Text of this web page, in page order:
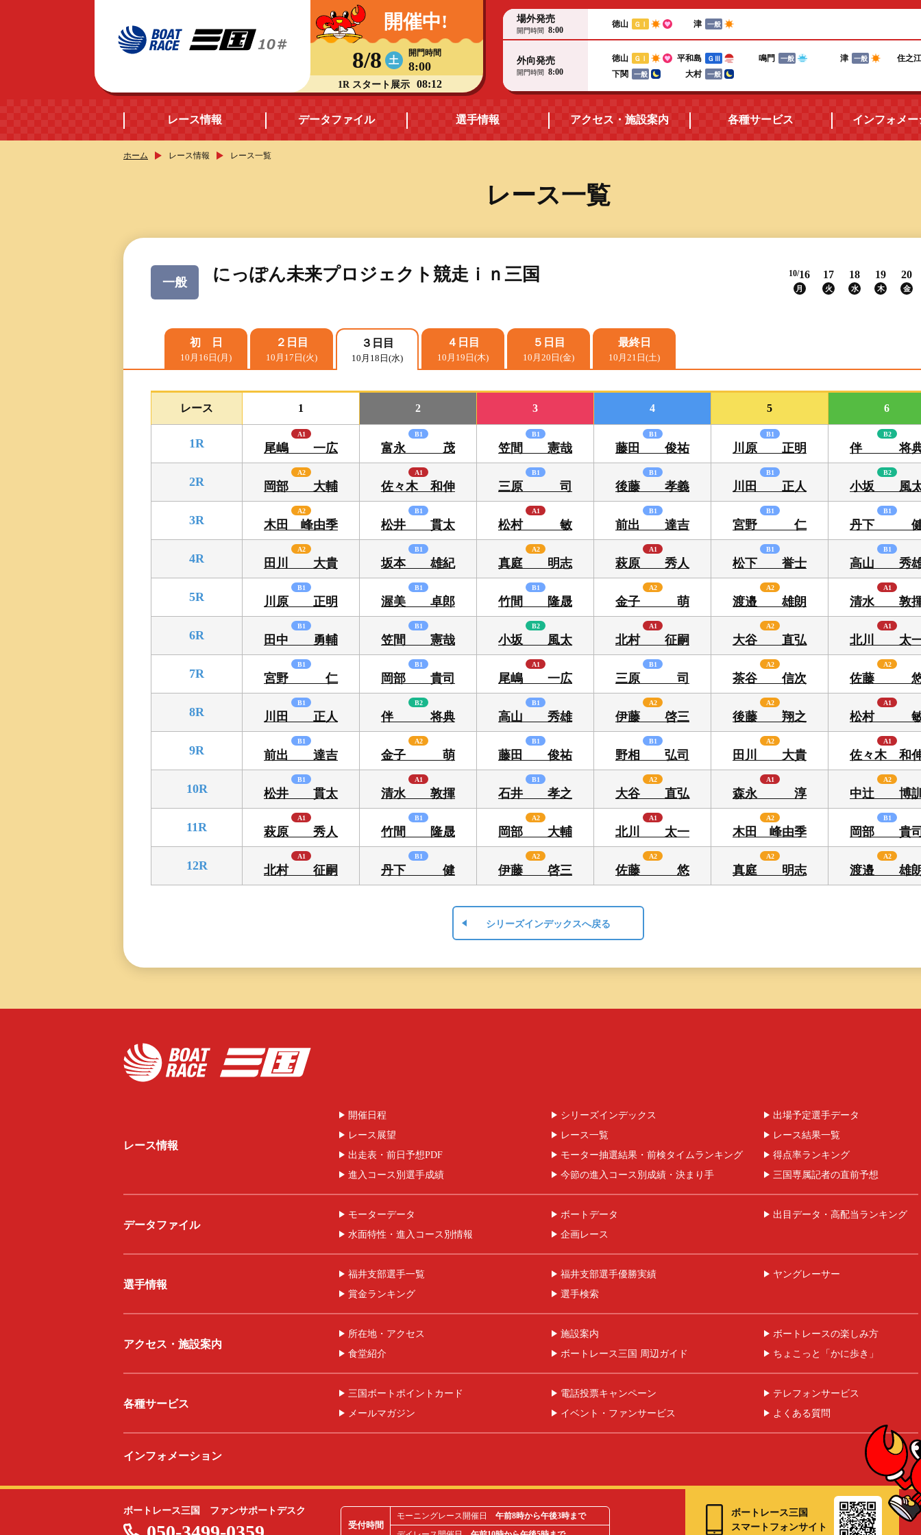
開催中!
8/8 土
開門時間
8:00
1R スタート展示 08:12
場外発売
開門時間 8:00
徳山 ＧⅠ 津 一般
外向発売
開門時間 8:00
徳山 ＧⅠ 平和島 ＧⅢ 鳴門 一般 津 一般
住之江
下関
一般 大村 一般
レース情報
レース展望
レース一覧
レース結果一覧
モーター抽選結果・
前検タイムランキング
得点率ランキング
進入コース別選手成績
今節の進入コース別成績・
決まり手
データファイル
高配当ランキング
進入コース別情報
企画レース
選手情報
賞金ランキング
選手検索
アクセス・施設案内
ボートレース三国 周辺ガイド
ちょこっと「かに歩き」
各種サービス
メールマガジン
インフォメ
ホーム レース情報 レース一覧
レース一覧
一般 にっぽん未来プロジェクト競走ｉｎ三国 10/16
月
17
火
18
水
19
木
20
金
初 日
10月16日(月)
２日目
10月17日(火)
３日目
10月18日(水)
４日目
10月19日(木)
５日目
10月20日(金)
最終日
10月21日(土)
レース 1 2 3 4 5 6
1R
A1
尾嶋 一広
B1
富永 茂
B1
笠間 憲哉
B1
藤田 俊祐
B1
川原 正明
B2
伴 将
2R
A2
岡部 大輔
A1
佐々木 和伸
B1
三原 司
B1
後藤 孝義
B1
川田 正人
B2
小坂 風
3R
A2
木田 峰由季
B1
松井 貫太
A1
松村 敏
B1
前出 達吉
B1
宮野 仁
B1
丹下
4R
A2
田川 大貴
B1
坂本 雄紀
A2
真庭 明志
A1
萩原 秀人
B1
松下 誉士
B1
高山 秀
5R
B1
川原 正明
B1
渥美 卓郎
B1
竹間 隆晟
A2
金子 萌
A2
渡邉 雄朗
A1
清水 敦
6R
B1
田中 勇輔
B1
笠間 憲哉
B2
小坂 風太
A1
北村 征嗣
A2
大谷 直弘
A1
北川 太
7R
B1
宮野 仁
B1
岡部 貴司
A1
尾嶋 一広
B1
三原 司
A2
茶谷 信次
A2
佐藤
8R
B1
川田 正人
B2
伴 将典
B1
高山 秀雄
A2
伊藤 啓三
A2
後藤 翔之
A1
松村
9R
B1
前出 達吉
A2
金子 萌
B1
藤田 俊祐
B1
野相 弘司
A2
田川 大貴
A1
佐々木 和
10R
B1
松井 貫太
A1
清水 敦揮
B1
石井 孝之
A2
大谷 直弘
A1
森永 淳
A2
中辻 博
11R
A1
萩原 秀人
B1
竹間 隆晟
A2
岡部 大輔
A1
北川 太一
A2
木田 峰由季
B1
岡部 貴
12R
A1
北村 征嗣
B1
丹下 健
A2
伊藤 啓三
A2
佐藤 悠
A2
真庭 明志
A2
渡邉 雄
シリーズインデックスへ戻る
レース情報
開催日程 シリーズインデックス
出場予定選手データ
レース展望
レース一覧
レース結果一覧
出走表・前日予想PDF
モーター抽選結果・前検タイムランキング
得点率ランキング
進入コース別選手成績
今節の進入コース別成績・決まり手 三国専属記者の直前予想
データファイル
モーターデータ ボートデータ
出目データ・高配当ランキング
水面特性・進入コース別情報
企画レース
選手情報
福井支部選手一覧 福井支部選手優勝実績
ヤングレーサー
賞金ランキング
選手検索
アクセス・施設案内
所在地・アクセス 施設案内
ボートレースの楽しみ方
食堂紹介
ボートレース三国 周辺ガイド ちょこっと「かに歩き」
各種サービス
三国ボートポイントカード 電話投票キャンペーン
テレフォンサービス
メールマガジン
イベント・ファンサービス よくある質問
インフォメーション
ボートレース三国 ファンサポートデスク
受付時間
モーニングレース開催日 午前8時から午後3時まで
ボートレース三国
スマートフォンサイト